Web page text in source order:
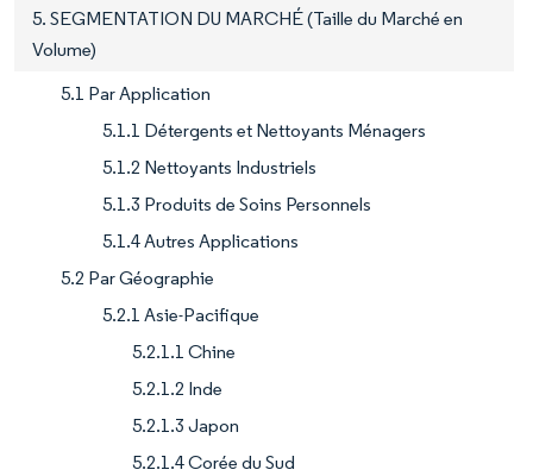
5. SEGMENTATION DU MARCHÉ (Taille du Marché en
Volume)
5.1 Par Application
5.1.1 Détergents et Nettoyants Ménagers
5.1.2 Nettoyants Industriels
5.1.3 Produits de Soins Personnels
5.1.4 Autres Applications
5.2 Par Géographie
5.2.1 Asie-Pacifique
5.2.1.1 Chine
5.2.1.2 Inde
5.2.1.3 Japon
5.2.1.4 Corée du Sud